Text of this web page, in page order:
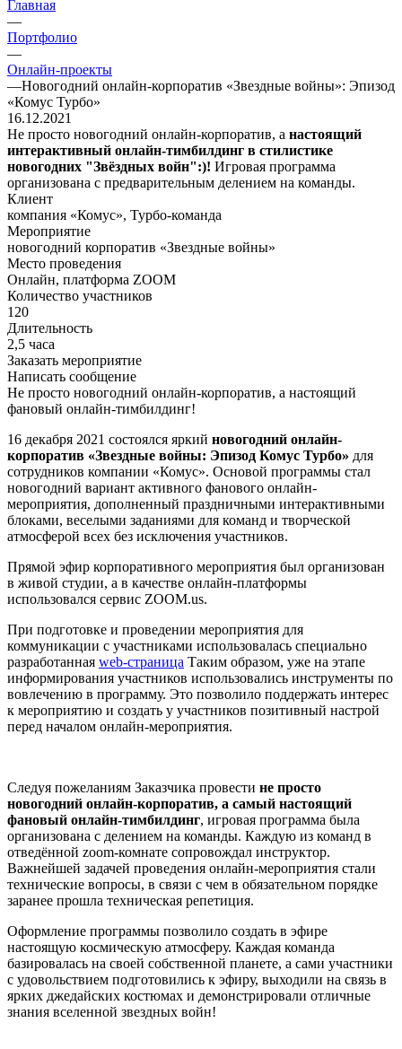
Главная
—
Портфолио
—
Онлайн-проекты
—Новогодний онлайн-корпоратив «Звездные войны»: Эпизод
«Комус Турбо»
16.12.2021
Не просто новогодний онлайн-корпоратив, а настоящий
интерактивный онлайн-тимбилдинг в стилистике
новогодних "Звёздных войн":)! Игровая программа
организована с предварительным делением на команды.
Клиент
компания «Комус», Турбо-команда
Мероприятие
новогодний корпоратив «Звездные войны»
Место проведения
Онлайн, платформа ZOOM
Количество участников
120
Длительность
2,5 часа
Заказать мероприятие
Написать сообщение
Не просто новогодний онлайн-корпоратив, а настоящий
фановый онлайн-тимбилдинг!
16 декабря 2021 состоялся яркий новогодний онлайн-
корпоратив «Звездные войны: Эпизод Комус Турбо» для
сотрудников компании «Комус». Основой программы стал
новогодний вариант активного фанового онлайн-
мероприятия, дополненный праздничными интерактивными
блоками, веселыми заданиями для команд и творческой
атмосферой всех без исключения участников.
Прямой эфир корпоративного мероприятия был организован
в живой студии, а в качестве онлайн-платформы
использовался сервис ZOOM.us.
При подготовке и проведении мероприятия для
коммуникации с участниками использовалась специально
разработанная web-страница Таким образом, уже на этапе
информирования участников использовались инструменты по
вовлечению в программу. Это позволило поддержать интерес
к мероприятию и создать у участников позитивный настрой
перед началом онлайн-мероприятия.
Следуя пожеланиям Заказчика провести не просто
новогодний онлайн-корпоратив, а самый настоящий
фановый онлайн-тимбилдинг, игровая программа была
организована с делением на команды. Каждую из команд в
отведённой zoom-комнате сопровождал инструктор.
Важнейшей задачей проведения онлайн-мероприятия стали
технические вопросы, в связи с чем в обязательном порядке
заранее прошла техническая репетиция.
Оформление программы позволило создать в эфире
настоящую космическую атмосферу. Каждая команда
базировалась на своей собственной планете, а сами участники
с удовольствием подготовились к эфиру, выходили на связь в
ярких джедайских костюмах и демонстрировали отличные
знания вселенной звездных войн!